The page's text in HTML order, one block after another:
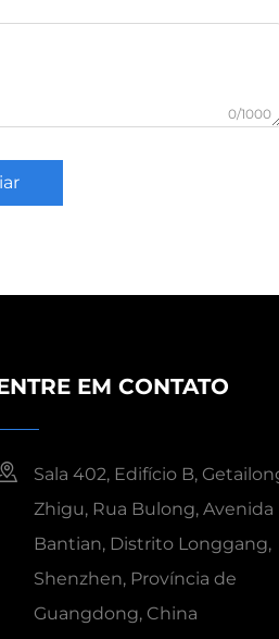
0/1000
EM CONTATO
Sala 402, Edifício B,
Zhigu, Rua Bulong, Avenida
Bantian, Distrito Longgang,
Shenzhen, Província de
Guangdong, China